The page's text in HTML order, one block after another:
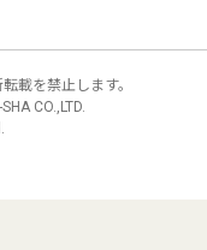
載を禁止します。
CO.,LTD.